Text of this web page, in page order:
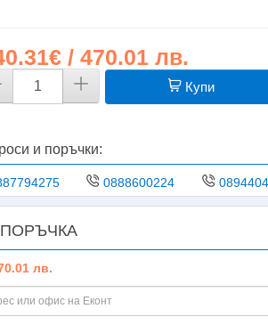
/ 470.01 лв.
Купи
и поръчки:
0888600224
лв.